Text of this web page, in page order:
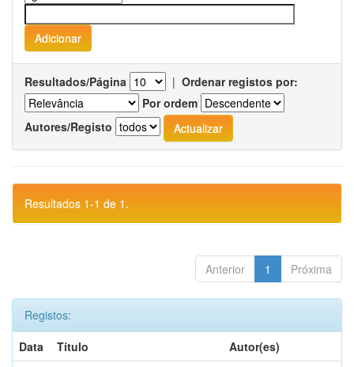
Resultados/Página | Ordenar registos por:
Por ordem
Autores/Registo
Resultados 1-1 de 1.
Anterior 1 Próxima
Registos:
Data
Título
Autor(es)